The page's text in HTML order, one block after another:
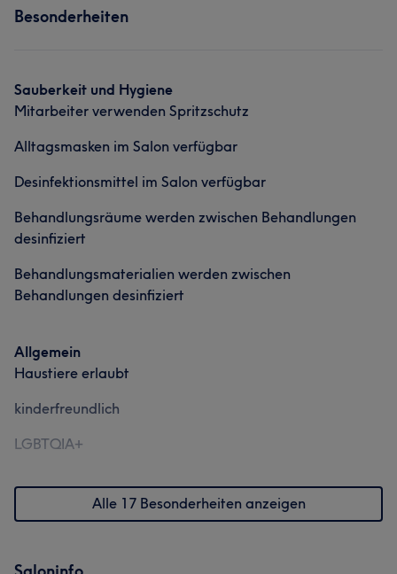
18 years of experience in the profession and also in
Services
Gesicht
Portfolio
Besonderheiten
Sauberkeit und Hygiene
Mitarbeiter verwenden Spritzschutz
Alltagsmasken im Salon verfügbar
Desinfektionsmittel im Salon verfügbar
Behandlungsräume werden zwischen Behandlungen
desinfiziert
Behandlungsmaterialien werden zwischen
Behandlungen desinfiziert
Allgemein
Haustiere erlaubt
kinderfreundlich
LGBTQIA+
Alle 17 Besonderheiten anzeigen